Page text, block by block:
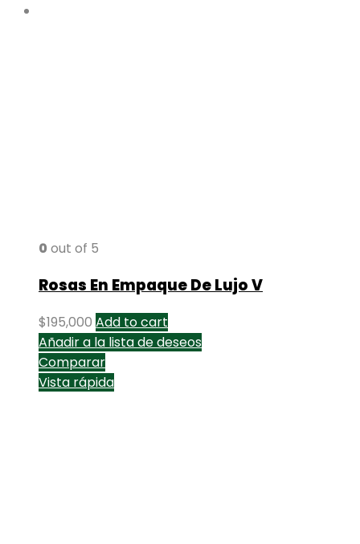
0 out of 5
Rosas En Empaque De Lujo V
$195,000 Add to cart
Añadir a la lista de deseos
Comparar
Vista rápida